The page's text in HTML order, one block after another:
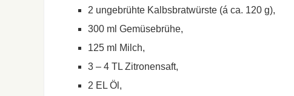
2 ungebrühte Kalbsbratwürste (á ca. 120 g),
300 ml Gemüsebrühe,
125 ml Milch,
3 – 4 TL Zitronensaft,
2 EL Öl,